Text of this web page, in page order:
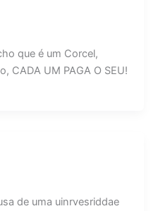
que é um Corcel,
CADA UM PAGA O SEU!
de uma uinrvesriddae